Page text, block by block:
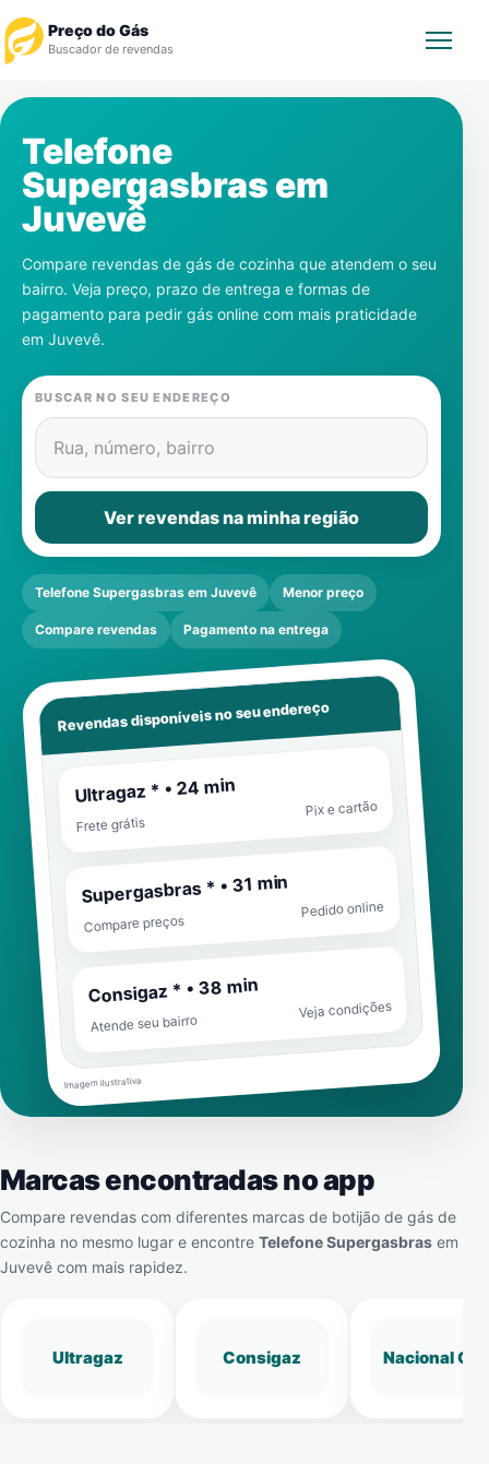
Preço do Gás
Buscador de revendas
Revendedor
Notícias
Cadastre-se
Gás
Contatos
Telefone
Supergasbras em
Juvevê
Compare revendas de gás de cozinha que atendem o seu
bairro. Veja preço, prazo de entrega e formas de
pagamento para pedir gás online com mais praticidade
em Juvevê.
BUSCAR NO SEU ENDEREÇO
Rua, número, bairro
Ver revendas na minha região
Telefone Supergasbras em Juvevê Menor preço
Compare revendas Pagamento na entrega
Revendas disponíveis no seu endereço
Ultragaz * • 24 min
Frete grátis
Pix e cartão
Supergasbras * • 31 min
Compare preços
Pedido online
Consigaz * • 38 min
Atende seu bairro
Veja condições
Imagem ilustrativa
Marcas encontradas no app
Compare revendas com diferentes marcas de botijão de gás de
cozinha no mesmo lugar e encontre Telefone Supergasbras em
Juvevê com mais rapidez.
Ultragaz Consigaz Nacional Gás